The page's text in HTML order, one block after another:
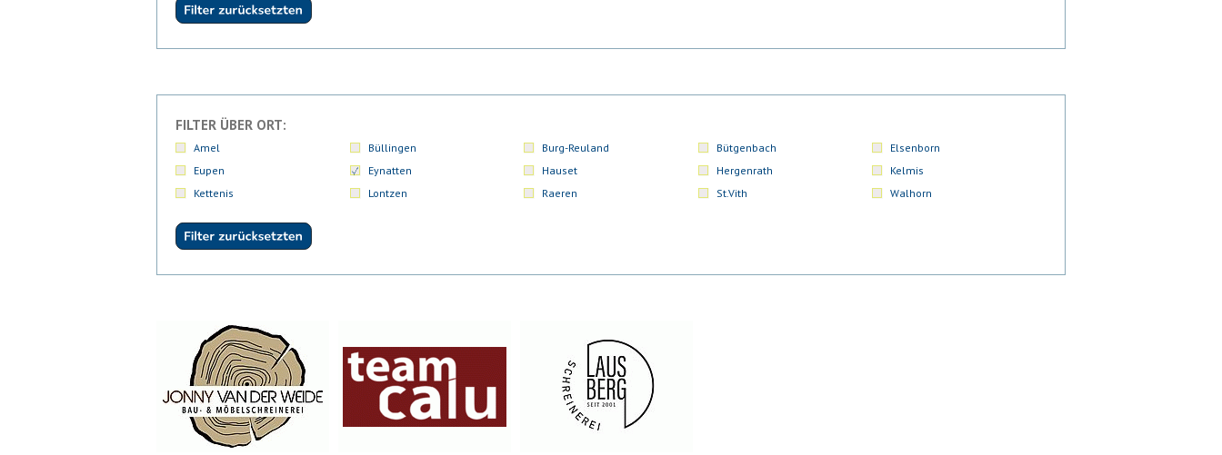
FILTER ÜBER ORT:
Amel Büllingen Burg-Reuland Bütgenbach
Elsenborn
Eupen
Eynatten Hauset Hergenrath
Kelmis
Kettenis
Lontzen Raeren St.Vith Walhorn